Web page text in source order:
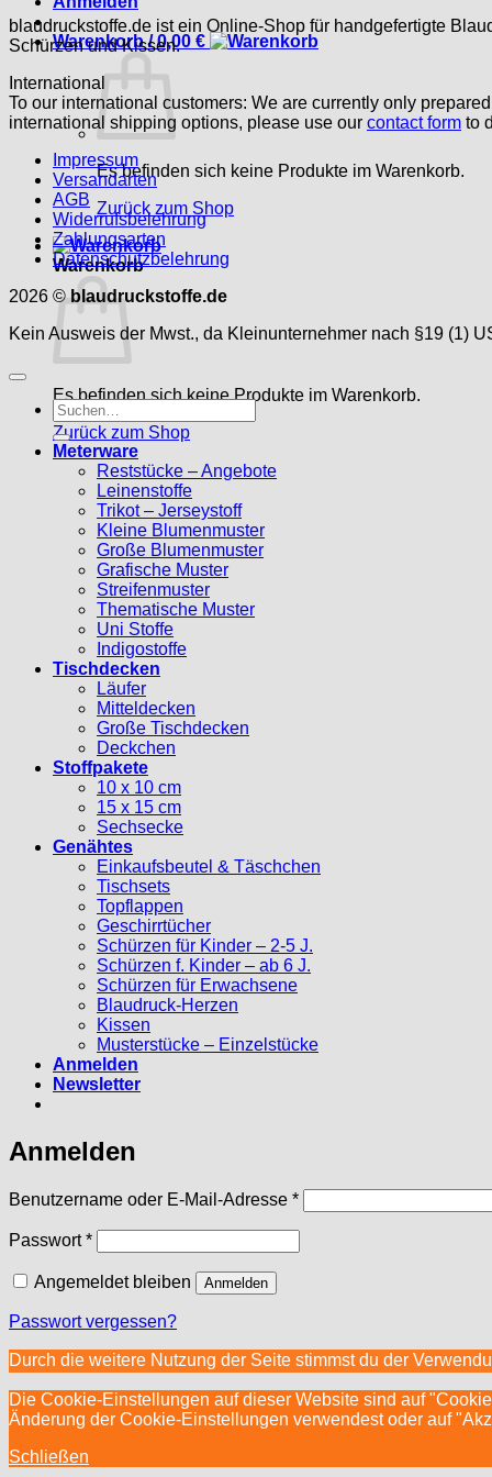
Warenkorb /0,00 €
Es befinden sich keine Produkte im Warenkorb.
Zurück zum Shop
Warenkorb
Es befinden sich keine Produkte im Warenkorb.
Zurück zum Shop
blaudruckstoffe.de ist ein Online-Shop für handgefertigte
Schürzen und Kissen.
International
To our international customers: We are currently only
international shipping options, please use our contact form to
Impressum
Versandarten
AGB
Widerrufsbelehrung
Zahlungsarten
Datenschutzbelehrung
2026 © blaudruckstoffe.de
Kein Ausweis der Mwst., da Kleinunternehmer nach §19 (1)
Suche
nach:
Meterware
Reststücke – Angebote
Leinenstoffe
Trikot – Jerseystoff
Kleine Blumenmuster
Große Blumenmuster
Grafische Muster
Streifenmuster
Thematische Muster
Uni Stoffe
Indigostoffe
Tischdecken
Läufer
Mitteldecken
Große Tischdecken
Deckchen
Stoffpakete
10 x 10 cm
15 x 15 cm
Sechsecke
Genähtes
Einkaufsbeutel & Täschchen
Tischsets
Topflappen
Geschirrtücher
Schürzen für Kinder – 2-5 J.
Schürzen f. Kinder – ab 6 J.
Schürzen für Erwachsene
Blaudruck-Herzen
Kissen
Musterstücke – Einzelstücke
Anmelden
Newsletter
Anmelden
Benutzername oder E-Mail-Adresse *Erforderlich
Passwort*Erforderlich
Angemeldet bleiben Anmelden
Passwort vergessen?
Durch die weitere Nutzung der Seite stimmst du der
Die Cookie-Einstellungen auf dieser Website sind auf
Änderung der Cookie-Einstellungen verwendest oder auf
Schließen